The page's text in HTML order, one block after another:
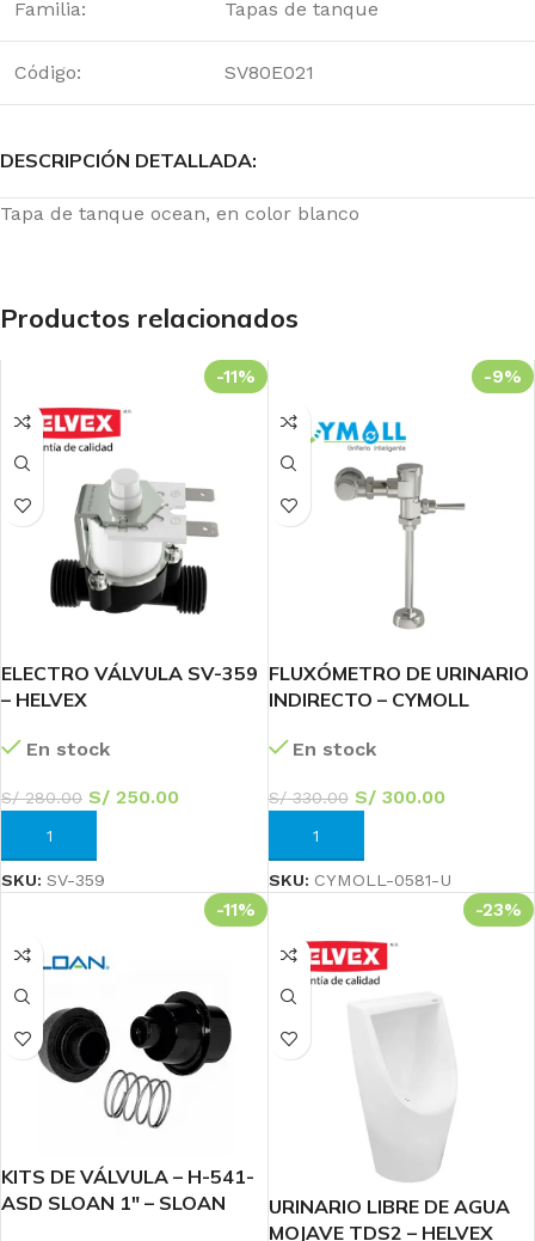
Familia: Tapas de tanque
Código: SV80E021
DESCRIPCIÓN DETALLADA:
Tapa de tanque ocean, en color blanco
Productos relacionados
-11%
ELECTRO VÁLVULA SV-359
– HELVEX
En stock
S/280.00 S/ 250.00
AÑADIR AL CARRITO
SKU: SV-359
-9%
FLUXÓMETRO DE URINARIO
INDIRECTO – CYMOLL
En stock
S/330.00 S/300.00
AÑADIR AL CARRITO
SKU: CYMOLL-0581-U
-11%
KITS DE VÁLVULA – H-541-
ASD SLOAN 1″ – SLOAN
-23%
URINARIO LIBRE DE AGUA
MOJAVE TDS2 – HELVEX